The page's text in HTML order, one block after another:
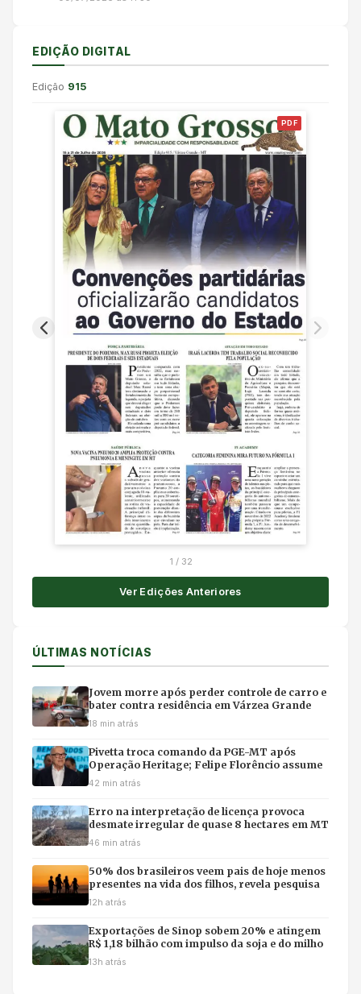
EDIÇÃO DIGITAL
Edição 915
PDF
1 / 32
Ver Edições Anteriores
ÚLTIMAS NOTÍCIAS
Jovem morre após perder controle de carro e
bater contra residência em Várzea Grande
18 min atrás
Pivetta troca comando da PGE-MT após
Operação Heritage; Felipe Florêncio assume
42 min atrás
Erro na interpretação de licença provoca
desmate irregular de quase 8 hectares em MT
46 min atrás
50% dos brasileiros veem pais de hoje menos
presentes na vida dos filhos, revela pesquisa
12h atrás
Exportações de Sinop sobem 20% e atingem
R$ 1,18 bilhão com impulso da soja e do milho
13h atrás